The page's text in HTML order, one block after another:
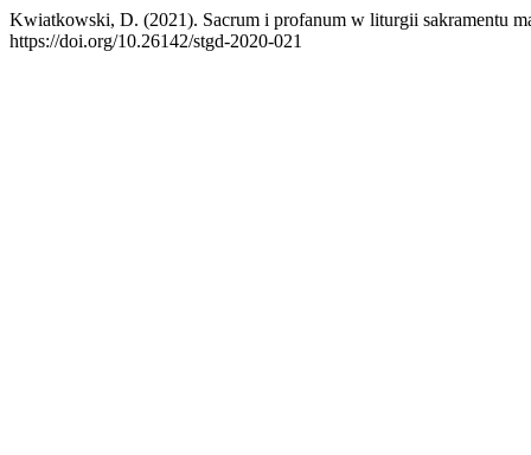
Kwiatkowski, D. (2021). Sacrum i profanum w liturgii sakramentu
https://doi.org/10.26142/stgd-2020-021